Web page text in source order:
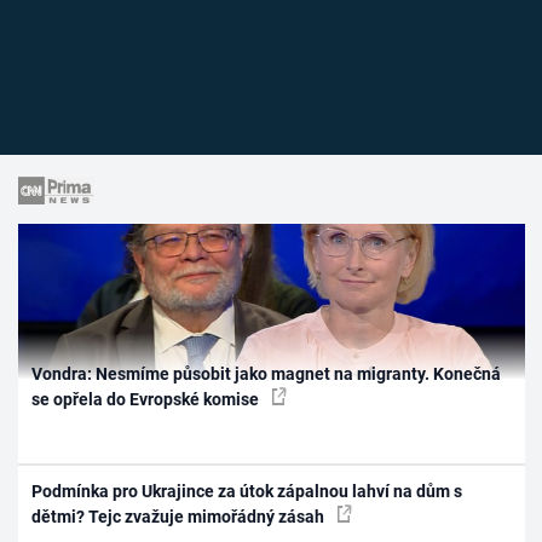
Vondra: Nesmíme působit jako magnet na migranty. Konečná
se opřela do Evropské komise
Podmínka pro Ukrajince za útok zápalnou lahví na dům s
dětmi? Tejc zvažuje mimořádný zásah